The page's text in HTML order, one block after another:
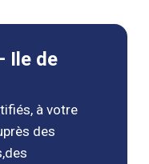
gamme complète
la recherche de
l’installation
de
les dernières
une
de plomberie
Ile de
à votre
des